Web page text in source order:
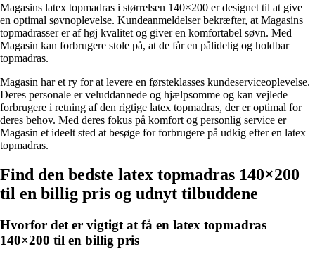
Magasins latex topmadras i størrelsen 140×200 er designet til at give
en optimal søvnoplevelse. Kundeanmeldelser bekræfter, at Magasins
topmadrasser er af høj kvalitet og giver en komfortabel søvn. Med
Magasin kan forbrugere stole på, at de får en pålidelig og holdbar
topmadras.
Magasin har et ry for at levere en førsteklasses kundeserviceoplevelse.
Deres personale er veluddannede og hjælpsomme og kan vejlede
forbrugere i retning af den rigtige latex topmadras, der er optimal for
deres behov. Med deres fokus på komfort og personlig service er
Magasin et ideelt sted at besøge for forbrugere på udkig efter en latex
topmadras.
Find den bedste latex topmadras 140×200
til en billig pris og udnyt tilbuddene
Hvorfor det er vigtigt at få en latex topmadras
140×200 til en billig pris